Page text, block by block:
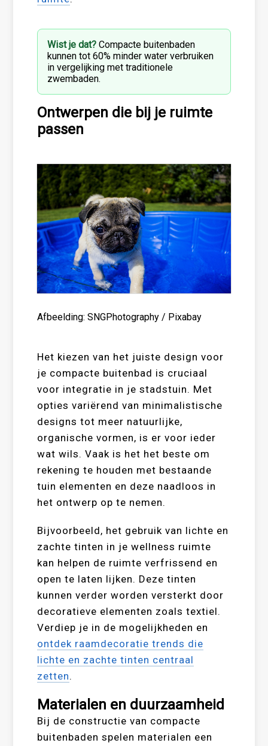
Wist je dat? Compacte buitenbaden
kunnen tot 60% minder water verbruiken
in vergelijking met traditionele
zwembaden.
Ontwerpen die bij je ruimte
passen
Afbeelding: SNGPhotography / Pixabay
Het kiezen van het juiste design voor
je compacte buitenbad is cruciaal
voor integratie in je stadstuin. Met
opties variërend van minimalistische
designs tot meer natuurlijke,
organische vormen, is er voor ieder
wat wils. Vaak is het het beste om
rekening te houden met bestaande
tuin elementen en deze naadloos in
het ontwerp op te nemen.
Bijvoorbeeld, het gebruik van lichte en
zachte tinten in je wellness ruimte
kan helpen de ruimte verfrissend en
open te laten lijken. Deze tinten
kunnen verder worden versterkt door
decoratieve elementen zoals textiel.
Verdiep je in de mogelijkheden en
ontdek raamdecoratie trends die
lichte en zachte tinten centraal
zetten.
Materialen en duurzaamheid
Bij de constructie van compacte
buitenbaden spelen materialen een